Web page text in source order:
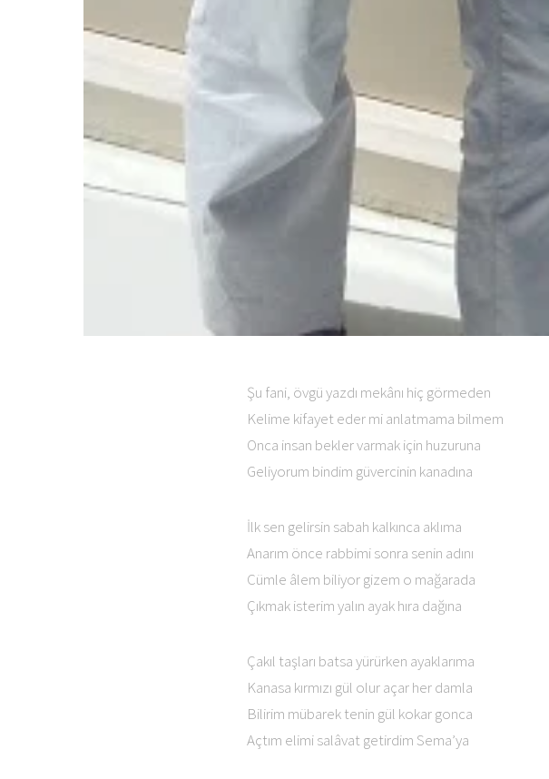
Şu fani, övgü yazdı mekânı hiç görmeden
Kelime kifayet eder mi anlatmama bilmem
Onca insan bekler varmak için huzuruna
Geliyorum bindim güvercinin kanadına
İlk sen gelirsin sabah kalkınca aklıma
Anarım önce rabbimi sonra senin adını
Cümle âlem biliyor gizem o mağarada
Çıkmak isterim yalın ayak hıra dağına
Çakıl taşları batsa yürürken ayaklarıma
Kanasa kırmızı gül olur açar her damla
Bilirim mübarek tenin gül kokar gonca
Açtım elimi salâvat getirdim Sema’ya